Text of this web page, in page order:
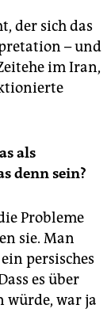
der sich das
– und
im Iran,
als
denn sein?
Probleme
sie. Man
persisches
es über
würde, war ja